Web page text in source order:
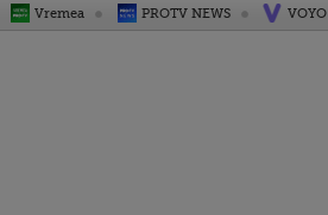
Vremea PROTV NEWS VOYO